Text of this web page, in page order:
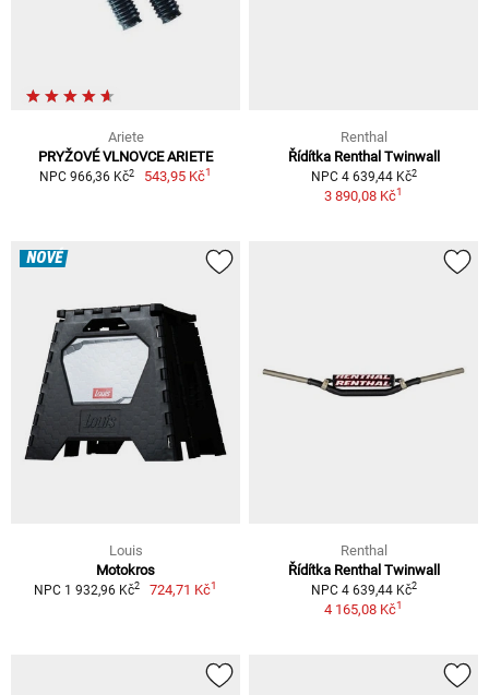
Ariete
PRYŽOVÉ VLNOVCE ARIETE
NPC 966,36 Kč2 543,95 Kč1
Renthal
Řídítka Renthal Twinwall
NPC 4 639,44 Kč2
3 890,08 Kč1
NOVÉ
Louis
Motokros
NPC 1 932,96 Kč2 724,71 Kč1
Renthal
Řídítka Renthal Twinwall
NPC 4 639,44 Kč2
4 165,08 Kč1